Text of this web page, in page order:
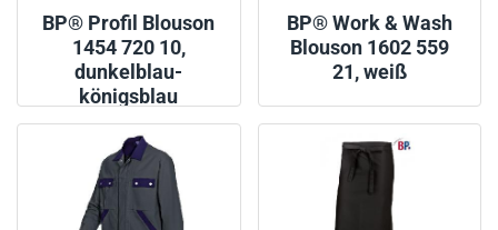
BP® Profil Blouson
1454 720 10,
dunkelblau-
königsblau
BP® Work & Wash
Blouson 1602 559
21, weiß